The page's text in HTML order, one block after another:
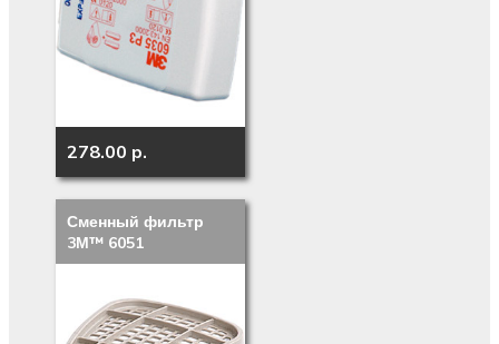
278.00 p.
Сменный фильтр
3М™ 6051